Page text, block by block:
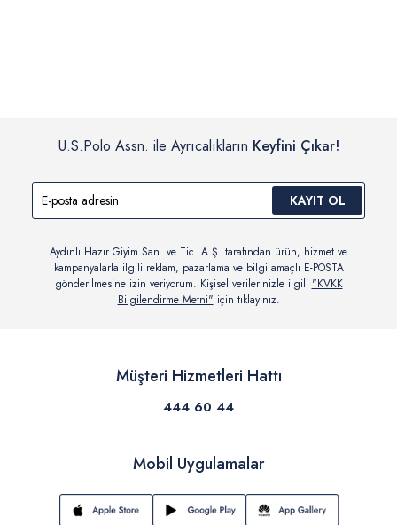
U.S.Polo Assn. ile Ayrıcalıkların Keyfini Çıkar!
KAYIT OL
Aydınlı Hazır Giyim San. ve Tic. A.Ş. tarafından ürün, hizmet ve
kampanyalarla ilgili reklam, pazarlama ve bilgi amaçlı E-POSTA
gönderilmesine izin veriyorum. Kişisel verilerinizle ilgili "KVKK
Bilgilendirme Metni" için tıklayınız.
Müşteri Hizmetleri Hattı
444 60 44
Mobil Uygulamalar